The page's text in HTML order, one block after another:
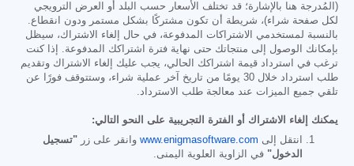
(المُدرجة هنا بالإشارة؛ قد تختلف الأسعار حسب البلد أو العرض الترويجي
لكل صفحة شراء)، شريطة أن تكون مشتركًا بشكل مستمر ودون انقطاع.
بالنسبة لمستخدمي الاشتراكات المدفوعة، في حال إلغاء الاشتراك، سيظل
بإمكانك الوصول إلى منتجاتك حتى نهاية فترة اشتراكك المدفوعة. إذا كنت
ترغب في استرداد قيمة اشتراكك الحالي، يجب عليك إلغاء الاشتراك وتقديم
طلب استرداد خلال 30 يومًا من تاريخ آخر عملية شراء، وستتوقف فورًا عن
تلقي جميع الميزات عند معالجة طلب الاسترداد.
يمكنك إلغاء الاشتراك أو الفترة التجريبية على النحو التالي:
انتقل إلى www.enigmasoftware.com وانقر على زر "تسجيل
الدخول" في الزاوية العلوية اليمنى.